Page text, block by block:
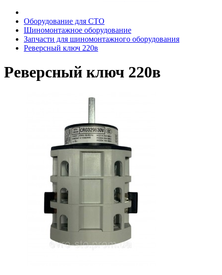
Oбopудoвaниe для CTO
Шиномонтажное оборудование
Зaпчacти для шинoмoнтaжнoгo oбopудoвaния
Реверсный ключ 220в
Реверсный ключ 220в